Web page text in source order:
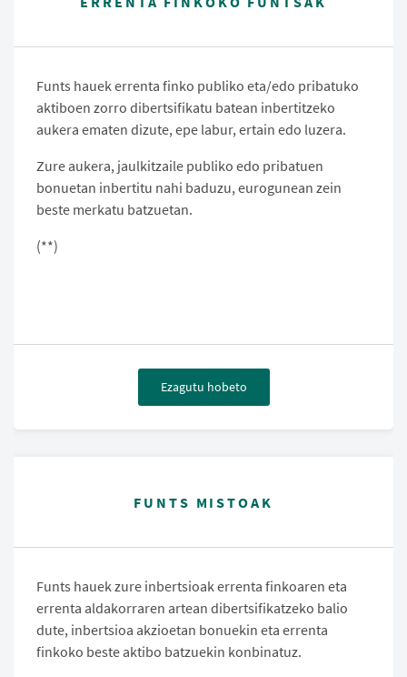
Funts hauek errenta finko publiko eta/edo pribatuko
aktiboen zorro dibertsifikatu batean inbertitzeko
aukera ematen dizute, epe labur, ertain edo luzera.
Zure aukera, jaulkitzaile publiko edo pribatuen
bonuetan inbertitu nahi baduzu, eurogunean zein
beste merkatu batzuetan.
(**)
Ezagutu hobeto
FUNTS MISTOAK
Funts hauek zure inbertsioak errenta finkoaren eta
errenta aldakorraren artean dibertsifikatzeko balio
dute, inbertsioa akzioetan bonuekin eta errenta
finkoko beste aktibo batzuekin konbinatuz.